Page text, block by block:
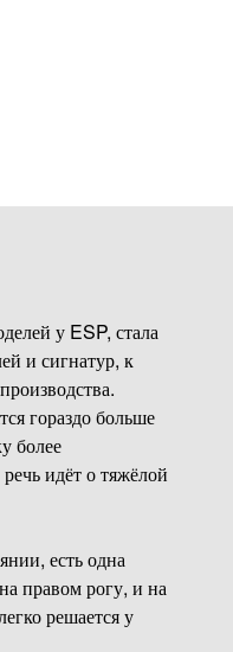
у ESP, стала
и сигнатур, к
гораздо больше
более
идёт о тяжёлой
есть одна
правом рогу, и на
решается у